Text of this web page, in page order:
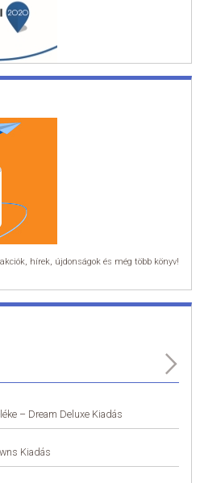
hírek, újdonságok és még több könyv!
– Dream Deluxe Kiadás
Kiadás